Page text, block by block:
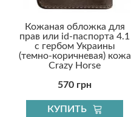
Кожаная обложка для
прав или id-паспорта 4.1
с гербом Украины
(темно-коричневая) кожа
Crazy Horse
570 грн
КУПИТЬ